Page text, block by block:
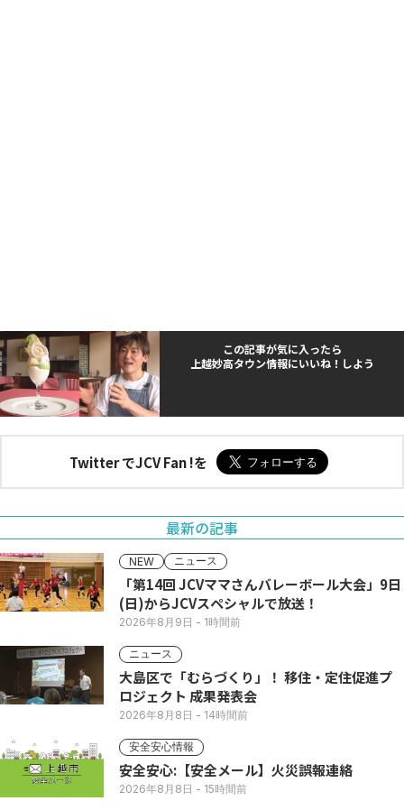
この記事が気に入ったら
上越妙高タウン情報にいいね！しよう
Twitter でJCV Fan !を
最新の記事
NEW ニュース
「第14回 JCVママさんバレーボール大会」9日
(日)からJCVスペシャルで放送！
2026年8月9日 - 1時間前
ニュース
大島区で「むらづくり」！ 移住・定住促進プ
ロジェクト 成果発表会
2026年8月8日 - 14時間前
安全安心情報
安全安心:【安全メール】火災誤報連絡
2026年8月8日 - 15時間前